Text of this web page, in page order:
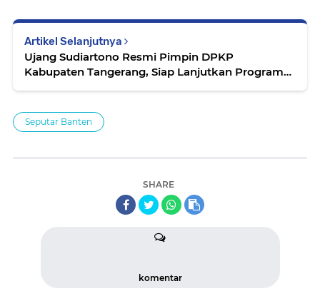
Artikel Selanjutnya
Ujang Sudiartono Resmi Pimpin DPKP
Kabupaten Tangerang, Siap Lanjutkan Program
Seputar Banten
SHARE
komentar